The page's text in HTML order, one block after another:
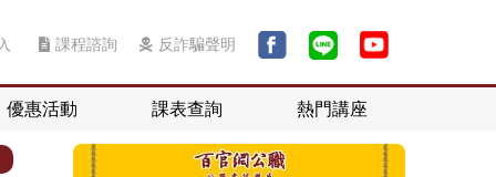
課程諮詢 反詐騙聲明
優惠活動 課表查詢 熱門講座